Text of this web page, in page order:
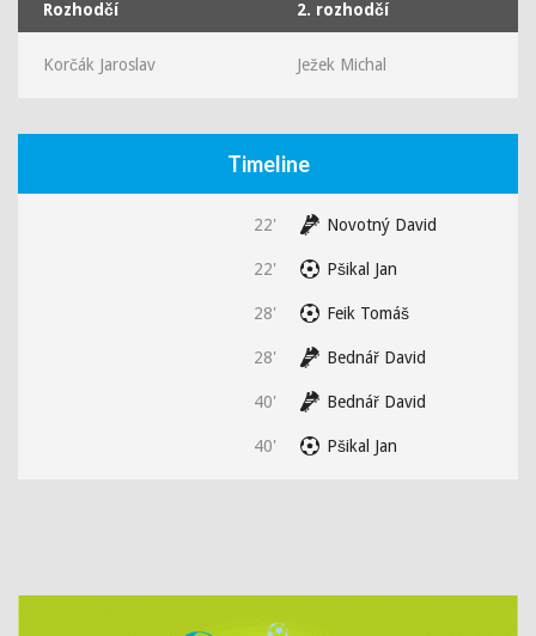
Rozhodčí 2. rozhodčí
Korčák Jaroslav Ježek Michal
Timeline
22' Novotný David
22' Pšikal Jan
28' Feik Tomáš
28' Bednář David
40' Bednář David
40' Pšikal Jan